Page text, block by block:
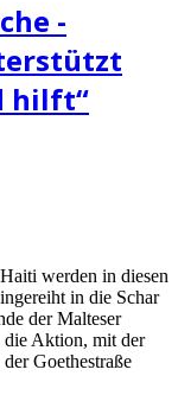
-
hilft“
werden in diesen
in die Schar
der Malteser
die Aktion, mit der
Goethestraße